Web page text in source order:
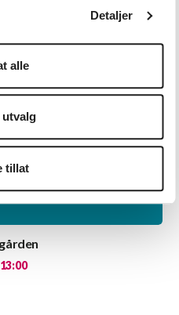
Detaljer
alle
tillat
passer fint for familie…